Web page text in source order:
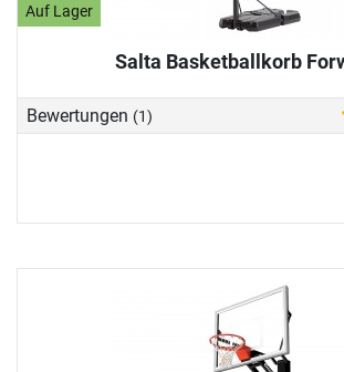
Auf Lager
Salta Basketballkorb
Bewertungen (1)